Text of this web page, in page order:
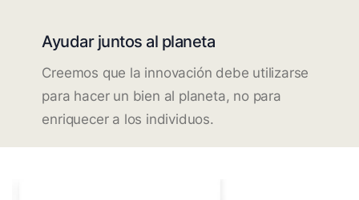
Ayudar juntos al planeta
Creemos que la innovación debe utilizarse
para hacer un bien al planeta, no para
enriquecer a los individuos.